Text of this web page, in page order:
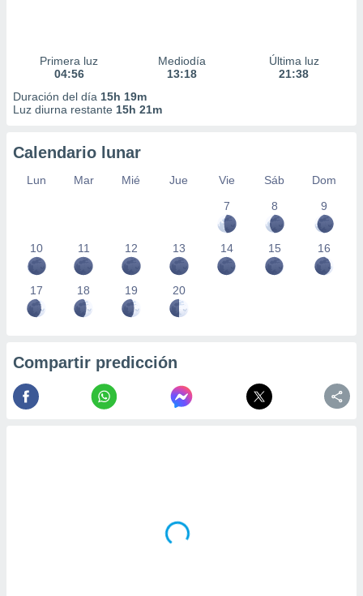
Primera luz
04:56
Mediodía
13:18
Última luz
21:38
Duración del día 15h 19m
Luz diurna restante 15h 21m
Calendario lunar
Lun Mar Mié Jue Vie Sáb
Dom
7
8 9
10 11 12 13 14 15 16
17 18 19 20
Compartir predicción